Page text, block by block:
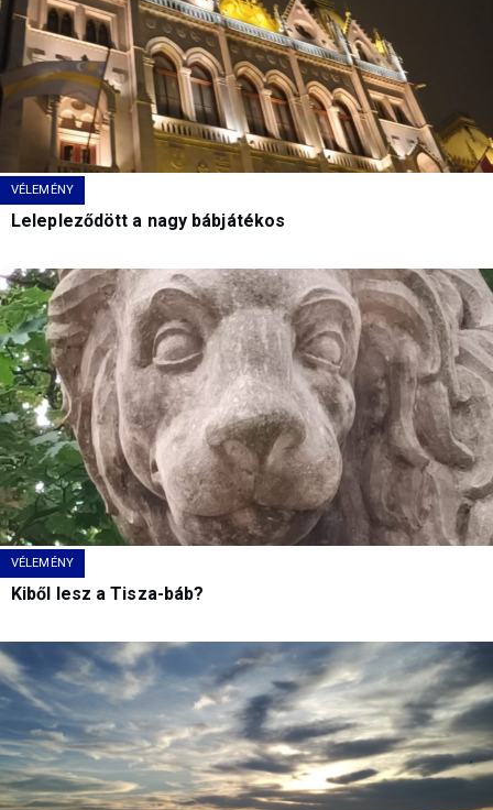
VÉLEMÉNY
Lelepleződött a nagy bábjátékos
VÉLEMÉNY
Kiből lesz a Tisza-báb?